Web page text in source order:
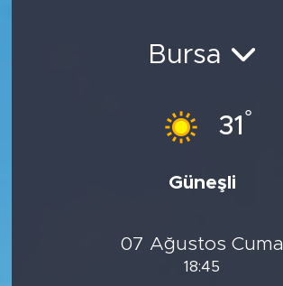
Bursa
31 °
Güneşli
07 Ağustos Cuma
18:45